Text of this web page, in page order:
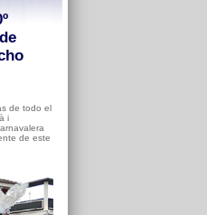
de todo el
i
de este